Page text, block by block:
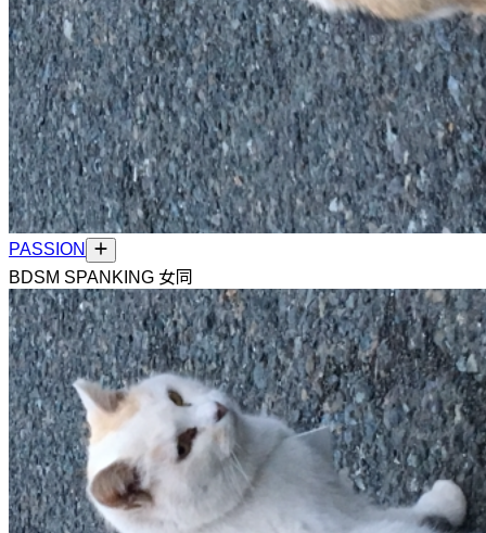
PASSION
BDSM SPANKING 女同